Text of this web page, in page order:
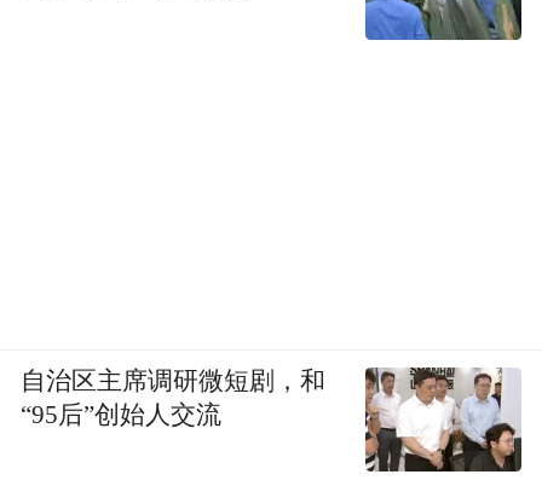
自治区主席调研微短剧，和
“95后”创始人交流